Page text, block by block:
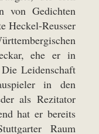
von Gedichten
Heckel-Reusser
ehe er in
Leidenschaft
in den
als Rezitator
hat er bereits
Raum